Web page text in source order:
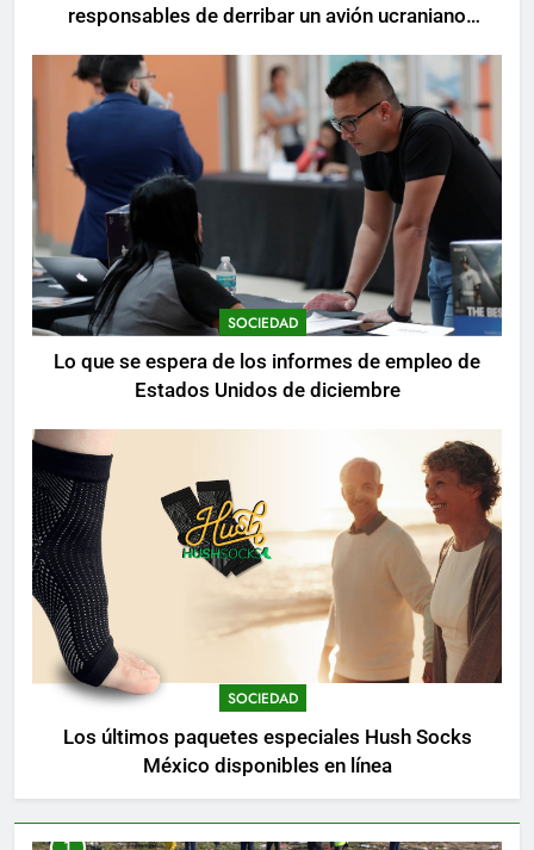
responsables de derribar un avión ucraniano
SOCIEDAD
Lo que se espera de los informes de empleo de
Estados Unidos de diciembre
SOCIEDAD
Los últimos paquetes especiales Hush Socks
México disponibles en línea